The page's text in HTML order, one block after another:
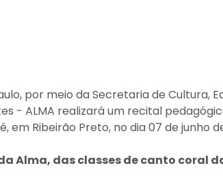
por meio da Secretaria de Cultura,
- ALMA realizará um recital
em Ribeirão Preto, no dia 07 de junho
Alma, das classes de canto coral